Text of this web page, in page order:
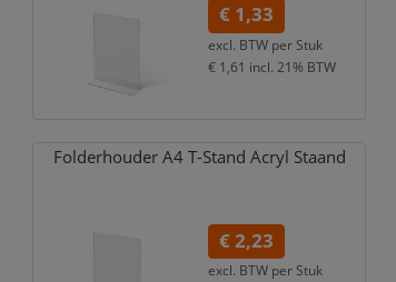
€ 1,33
excl. BTW per Stuk
€ 1,61 incl. 21% BTW
Folderhouder A4 T-Stand Acryl Staand
€ 2,23
excl. BTW per Stuk